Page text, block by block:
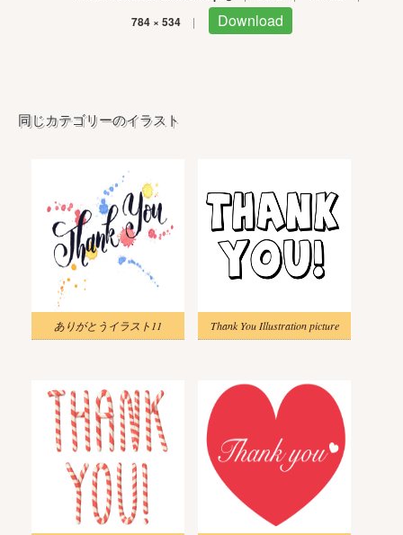
784 × 534 | Download
同じカテゴリーのイラスト
ありがとうイラスト11 Thank You Illustration picture